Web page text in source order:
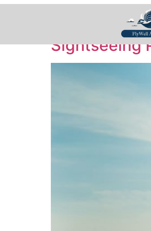
Kategori:
Sightseeing